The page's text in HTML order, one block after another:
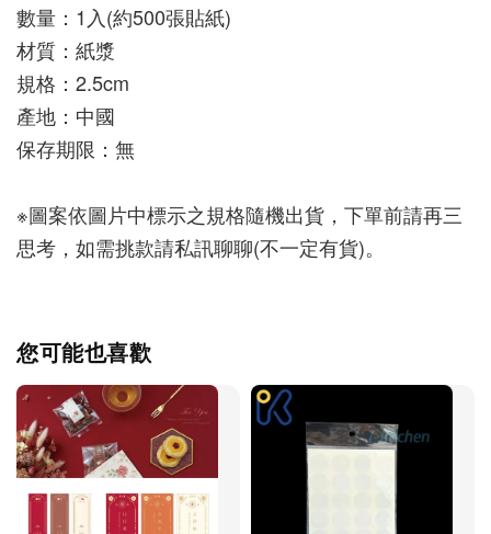
數量：1入(約500張貼紙)
材質：紙漿
規格：2.5cm
產地：中國
保存期限：無
※圖案依圖片中標示之規格隨機出貨，下單前請再三
思考，如需挑款請私訊聊聊(不一定有貨)。
您可能也喜歡